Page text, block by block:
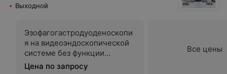
Выходной
Эзофагогастродуоденоскопи
я на видеоэндоскопической
системе без функции
хромоскопии
Цена по запросу
Все цены